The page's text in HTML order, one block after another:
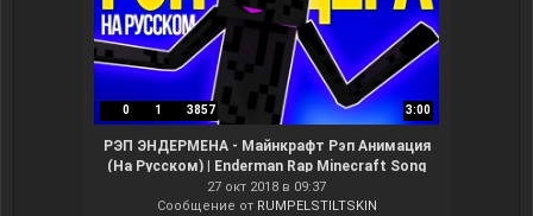
0 1 3857 3:00
РЭП ЭНДЕРМЕНА - Майнкрафт Рэп Анимация
(На Русском) | Enderman Rap Minecraft Song
Animation RUS
27 окт 2018 в 09:37
Сообщение от RUMPELSTILTSKIN